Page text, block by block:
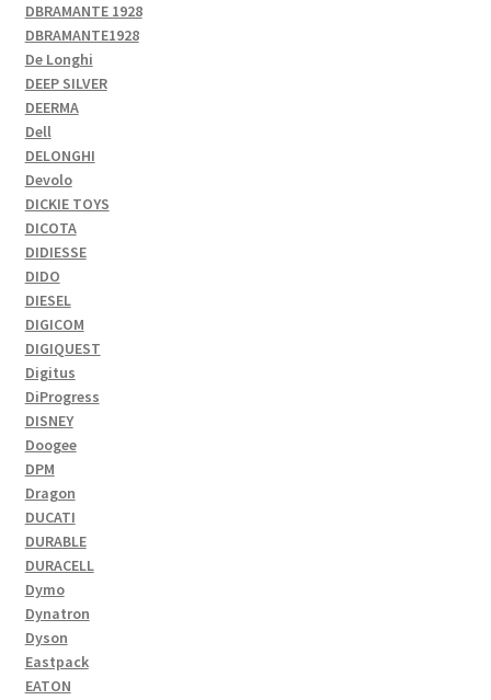
DBRAMANTE 1928
DBRAMANTE1928
De Longhi
DEEP SILVER
DEERMA
Dell
DELONGHI
Devolo
DICKIE TOYS
DICOTA
DIDIESSE
DIDO
DIESEL
DIGICOM
DIGIQUEST
Digitus
DiProgress
DISNEY
Doogee
DPM
Dragon
DUCATI
DURABLE
DURACELL
Dymo
Dynatron
Dyson
Eastpack
EATON